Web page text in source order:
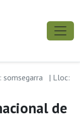
somsegarra
| Lloc:
de